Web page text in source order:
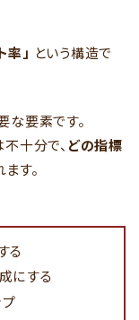
」 という構造で
な要素です。
十分で、 どの指標
す。
る
にする